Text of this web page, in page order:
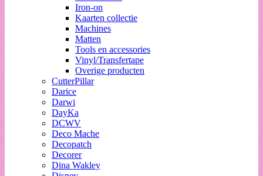
Iron-on
Kaarten collectie
Machines
Matten
Tools en accessories
Vinyl/Transfertape
Overige producten
CutterPillar
Darice
Darwi
DayKa
DCWV
Deco Mache
Decopatch
Decorer
Dina Wakley